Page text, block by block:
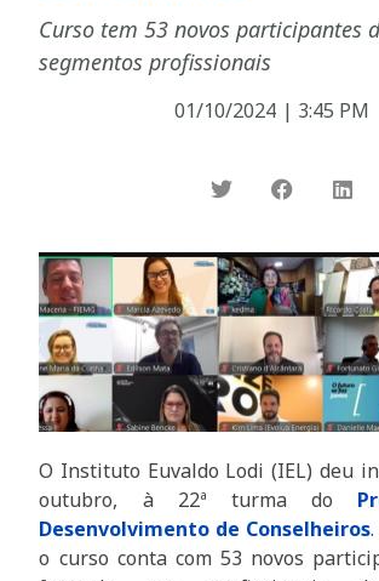
Curso tem 53 novos participantes
segmentos profissionais
01/10/2024 | 3:45 PM
O Instituto Euvaldo Lodi (IEL) deu
outubro, à 22ª turma do
Desenvolvimento de Conselheiros
o curso conta com 53 novos